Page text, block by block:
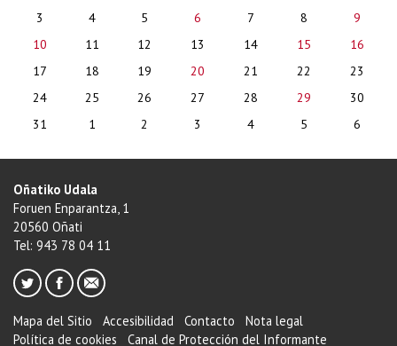
3
4 5 6 7 8
9
10
11 12 13 14 15
16
17
18 19 20 21 22
23
24
25 26 27 28 29
30
31
1 2 3 4 5 6
Oñatiko Udala
Foruen Enparantza, 1
20560 Oñati
Tel: 943 78 04 11
Mapa del Sitio Accesibilidad Contacto
Nota legal
Política de cookies
Canal de Protección del Informante